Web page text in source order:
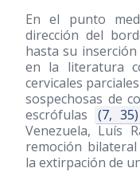
En el punto
dirección del
hasta su inserción
en la literatura
cervicales
sospechosas de
escrófulas
(7, 35)
Venezuela, Luís
remoción
la extirpación de